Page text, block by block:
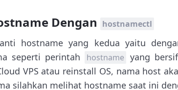
Dengan hostnamectl
hostname yang kedua yaitu
seperti perintah hostname yang
VPS atau reinstall OS, nama host
silahkan melihat hostname saat ini